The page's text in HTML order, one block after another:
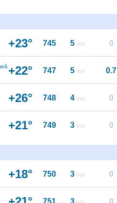
+23° 745 5 m/s 0
+22° 747 5 m/s 0.7
+26° 748 4 m/s 0
+21° 749 3 m/s 0
+18° 750 3 m/s 0
751 3 0